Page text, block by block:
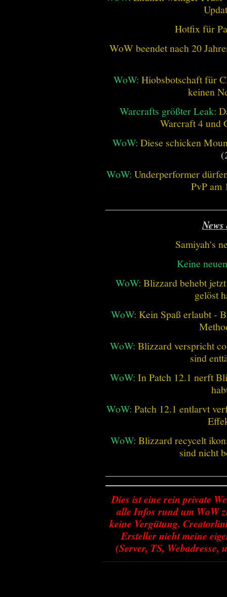
Hotfix für
WoW beendet nach 20
WoW: Hiobsbotschaft für
keinen
Warcrafts größter Leak:
Warcraft 4 und
WoW: Diese schicken
WoW: Underperformer
PvP am
Samiyah's
Keine
WoW: Blizzard behebt
gelöst
WoW: Kein Spaß erlaubt -
WoW: Blizzard verspricht
sind
WoW: In Patch 12.1 nerft
WoW: Patch 12.1 entlarvt
WoW: Blizzard recycelt
sind nicht
Dies ist eine rein private
alle Infos rund um WoW
keine Vergütung.
Ersteller nicht meine
(Server, TS, Webadresse,